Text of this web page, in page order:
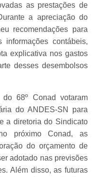
as prestações de
a apreciação do
recomendações para
informações contábeis,
explicativa nos gastos
desses desembolsos
68º Conad votaram
do ANDES-SN para
a diretoria do Sindicato
próximo Conad, as
do orçamento de
adotado nas previsões
Além disso, as futuras